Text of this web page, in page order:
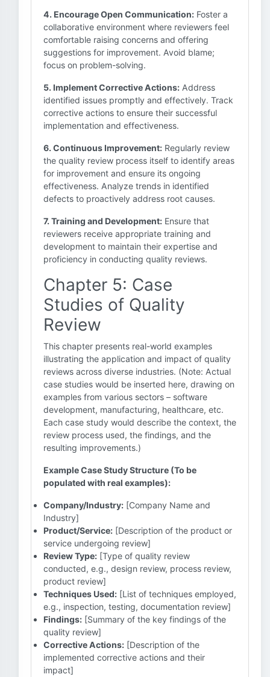
4. Encourage Open Communication: Foster a
collaborative environment where reviewers feel
comfortable raising concerns and offering
suggestions for improvement. Avoid blame;
focus on problem-solving.
5. Implement Corrective Actions: Address
identified issues promptly and effectively. Track
corrective actions to ensure their successful
implementation and effectiveness.
6. Continuous Improvement: Regularly review
the quality review process itself to identify areas
for improvement and ensure its ongoing
effectiveness. Analyze trends in identified
defects to proactively address root causes.
7. Training and Development: Ensure that
reviewers receive appropriate training and
development to maintain their expertise and
proficiency in conducting quality reviews.
Chapter 5: Case
Studies of Quality
Review
This chapter presents real-world examples
illustrating the application and impact of quality
reviews across diverse industries. (Note: Actual
case studies would be inserted here, drawing on
examples from various sectors – software
development, manufacturing, healthcare, etc.
Each case study would describe the context, the
review process used, the findings, and the
resulting improvements.)
Example Case Study Structure (To be
populated with real examples):
Company/Industry: [Company Name and
Industry]
Product/Service: [Description of the product or
service undergoing review]
Review Type: [Type of quality review
conducted, e.g., design review, process review,
product review]
Techniques Used: [List of techniques employed,
e.g., inspection, testing, documentation review]
Findings: [Summary of the key findings of the
quality review]
Corrective Actions: [Description of the
implemented corrective actions and their
impact]